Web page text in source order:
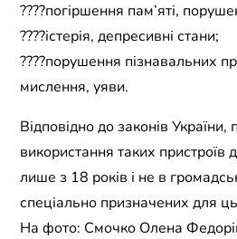
????погіршення пам’яті,
????істерія, депресивні стани;
????порушення пізнавальних
мислення, уяви.
Відповідно до законів
використання таких пристроїв
лише з 18 років і не в
спеціально призначених для
На фото: Смочко Олена